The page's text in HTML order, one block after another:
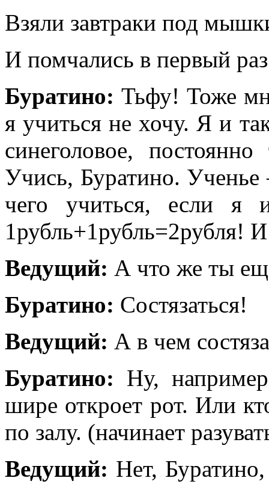
Взяли завтраки под
И помчались в первый
Буратино: Тьфу! Тоже
я учиться не хочу. Я и
синеголовое,
Учись, Буратино.
чего учиться, если я
1рубль+1рубль=2рубля!
Ведущий: А что же ты
Буратино: Состязаться!
Ведущий: А в чем
Буратино: Ну,
шире откроет рот. Или
по залу. (начинает
Ведущий: Нет,